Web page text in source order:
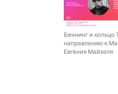
Беннинг и кольцо
направлению к
Евгения Майзеля